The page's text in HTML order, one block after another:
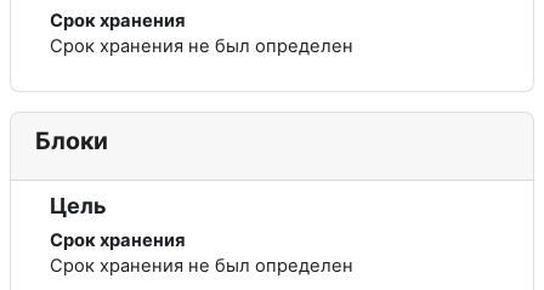
Срок хранения
Срок хранения не был определен
Блоки
Цель
Срок хранения
Срок хранения не был определен